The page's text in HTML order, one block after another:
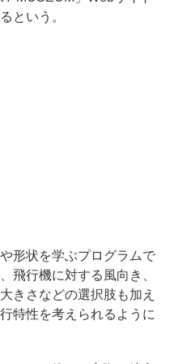
という。
形状を学ぶプログラムで
飛行機に対する風向き、
きさなどの選択肢も加え
特性を考えられるように